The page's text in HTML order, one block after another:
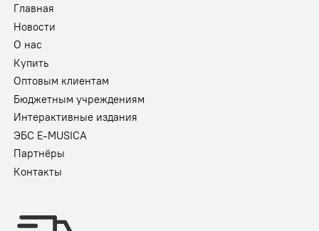
Главная
Новости
О нас
Купить
Оптовым клиентам
Бюджетным учреждениям
Интерактивные издания
ЭБС E-MUSICA
Партнёры
Контакты